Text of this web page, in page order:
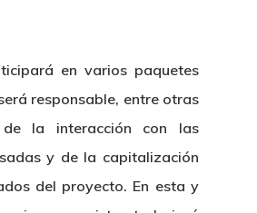
en varios paquetes
responsable, entre otras
de la interacción con las
y de la capitalización
del proyecto. En esta y